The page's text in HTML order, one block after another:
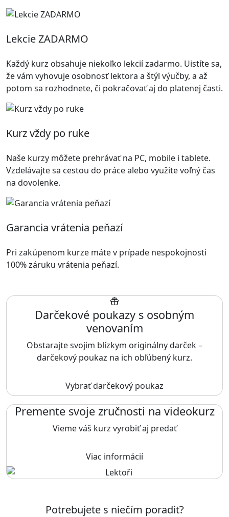
Lekcie ZADARMO
Každý kurz obsahuje niekoľko lekcií zadarmo. Uistíte sa,
že vám vyhovuje osobnosť lektora a štýl výučby, a až
potom sa rozhodnete, či pokračovať aj do platenej časti.
Kurz vždy po ruke
Naše kurzy môžete prehrávať na PC, mobile i tablete.
Vzdelávajte sa cestou do práce alebo využite voľný čas
na dovolenke.
Garancia vrátenia peňazí
Pri zakúpenom kurze máte v prípade nespokojnosti
100% záruku vrátenia peňazí.
Darčekové poukazy s osobným
venovaním
Obstarajte svojim blízkym originálny darček –
darčekový poukaz na ich obľúbený kurz.
Vybrať darčekový poukaz
Premente svoje zručnosti na videokurz
Vieme váš kurz vyrobiť aj predať
Viac informácií
Potrebujete s niečím poradiť?